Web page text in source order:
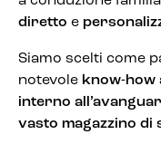
diretto e
Siamo scelti come
notevole know-how
interno
vasto magazzino di